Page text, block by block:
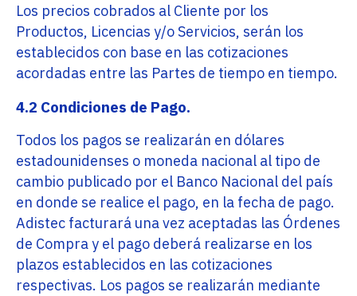
Los precios cobrados al Cliente por los
Productos, Licencias y/o Servicios, serán los
establecidos con base en las cotizaciones
acordadas entre las Partes de tiempo en tiempo.
4.2 Condiciones de Pago.
Todos los pagos se realizarán en dólares
estadounidenses o moneda nacional al tipo de
cambio publicado por el Banco Nacional del país
en donde se realice el pago, en la fecha de pago.
Adistec facturará una vez aceptadas las Órdenes
de Compra y el pago deberá realizarse en los
plazos establecidos en las cotizaciones
respectivas. Los pagos se realizarán mediante